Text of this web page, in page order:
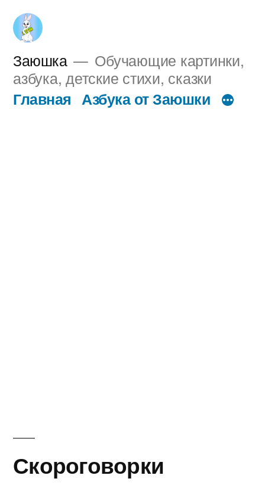
Перейти
содержимому
Заюшка
Обучающие картинки,
азбука, детские стихи, сказки
Главная Азбука от Заюшки
Скороговорки